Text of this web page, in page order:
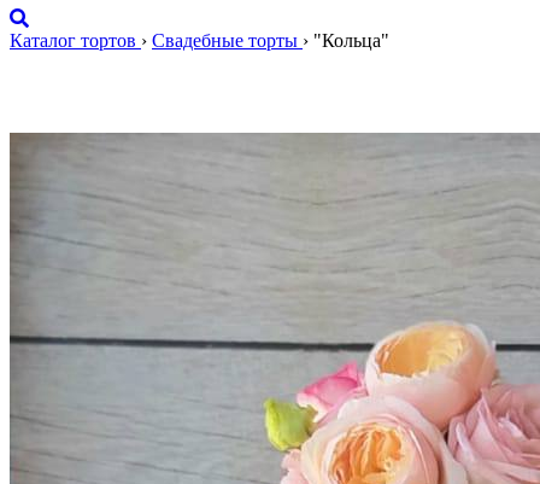
Каталог тортов › Свадебные торты › "Кольца"